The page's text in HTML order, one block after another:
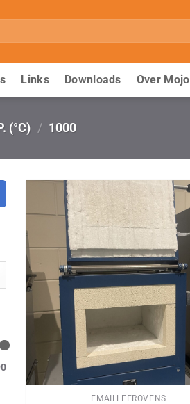
Links Downloads Over Mojo
(°C) / 1000
EMAILLEEROVENS